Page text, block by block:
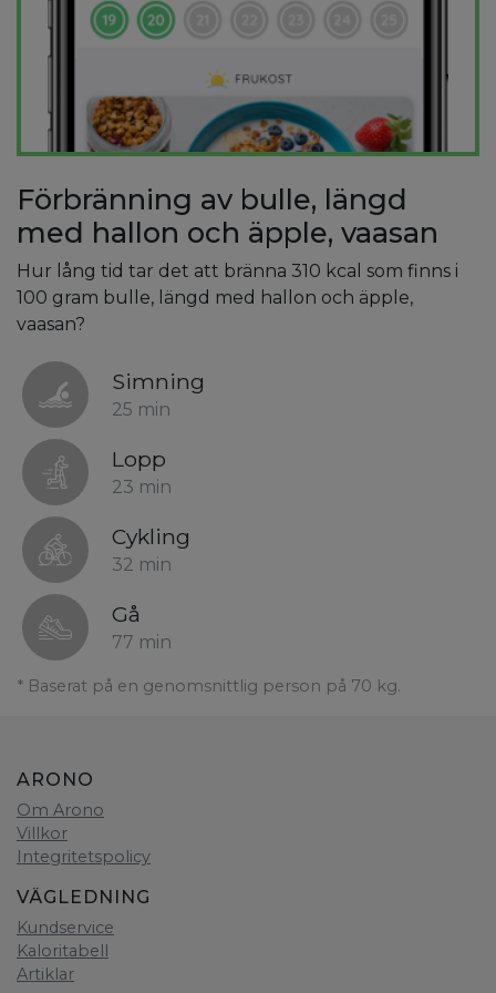
Förbränning av bulle, längd
med hallon och äpple, vaasan
Hur lång tid tar det att bränna 310 kcal som finns i
100 gram bulle, längd med hallon och äpple,
vaasan?
Simning
25 min
Lopp
23 min
Cykling
32 min
Gå
77 min
* Baserat på en genomsnittlig person på 70 kg.
ARONO
Om Arono
Villkor
Integritetspolicy
VÄGLEDNING
Kundservice
Kaloritabell
Artiklar